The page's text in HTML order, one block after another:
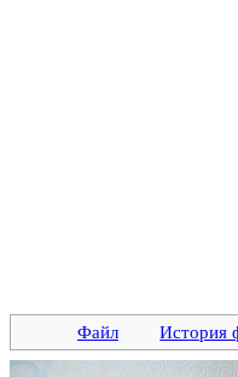
Файл История